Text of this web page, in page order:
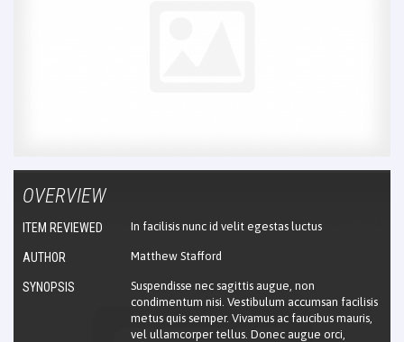
OVERVIEW
ITEM REVIEWED In facilisis nunc id velit egestas luctus
AUTHOR Matthew Stafford
SYNOPSIS
Suspendisse nec sagittis augue, non
condimentum nisi. Vestibulum accumsan facilisis
metus quis semper. Vivamus ac faucibus mauris,
vel ullamcorper tellus. Donec augue orci,